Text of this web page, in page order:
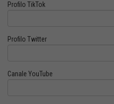
Profilo TikTok
Profilo Twitter
Canale YouTube